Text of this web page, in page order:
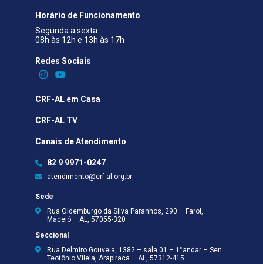
Horário de Funcionamento
Segunda a sexta
08h às 12h e 13h às 17h
Redes Sociais​
CRF-AL em Casa
CRF-AL TV
Canais de Atendimento
82 9 9971-0247
atendimento@crf-al.org.br
Sede
Rua Oldemburgo da Silva Paranhos, 290 – Farol,
Maceió – AL, 57055-320
Seccional
Rua Delmiro Gouveia, 1382 – sala 01 – 1°andar – Sen.
Teotônio Vilela, Arapiraca – AL, 57312-415